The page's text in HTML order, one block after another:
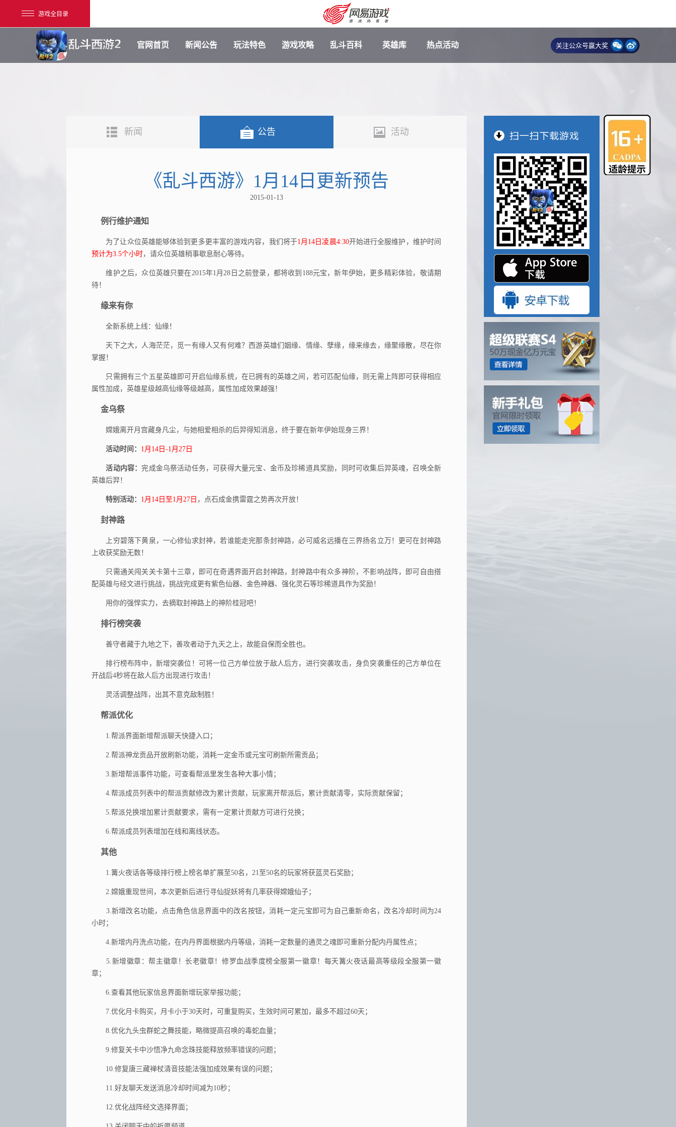
游戏全目录
官网首页 新闻公告 玩法特色 游戏攻略 乱斗百科 英雄库 热点活动 关注公众号赢大奖
新闻 公告 活动
《乱斗西游》1月14日更新预告
2015-01-13
例行维护通知
为了让众位英雄能够体验到更多更丰富的游戏内容，我们将于1月14日凌晨4:30开始进行全服维护，维护时间
预计为3.5个小时，请众位英雄稍事歇息耐心等待。
维护之后，众位英雄只要在2015年1月28日之前登录，都将收到188元宝，新年伊始，更多精彩体验，敬请期
待！
缘来有你
全新系统上线：仙缘！
天下之大，人海茫茫，觅一有缘人又有何难？西游英雄们姻缘、情缘、孽缘，缘来缘去，缘聚缘散，尽在你
掌握！
只需拥有三个五星英雄即可开启仙缘系统，在已拥有的英雄之间，若可匹配仙缘，则无需上阵即可获得相应
属性加成，英雄星级越高仙缘等级越高，属性加成效果越强！
金乌祭
嫦娥离开月宫藏身凡尘，与她相爱相杀的后羿得知消息，终于要在新年伊始现身三界！
活动时间： 1月14日-1月27日
活动内容：完成金乌祭活动任务，可获得大量元宝、金币及珍稀道具奖励，同时可收集后羿英魂，召唤全新
英雄后羿！
特别活动： 1月14日至1月27日 ，点石成金携雷霆之势再次开放！
封神路
上穷碧落下黄泉，一心修仙求封神，若谁能走完那条封神路，必可威名远播在三界扬名立万！更可在封神路
上收获奖励无数！
只需通关闯关关卡第十三章，即可在奇遇界面开启封神路，封神路中有众多神阶，不影响战阵，即可自由搭
配英雄与经文进行挑战，挑战完成更有紫色仙器、金色神器、强化灵石等珍稀道具作为奖励！
用你的强悍实力，去摘取封神路上的神阶桂冠吧！
排行榜突袭
善守者藏于九地之下，善攻者动于九天之上，故能自保而全胜也。
排行榜布阵中，新增突袭位！可将一位己方单位放于敌人后方，进行突袭攻击，身负突袭重任的己方单位在
开战后4秒将在敌人后方出现进行攻击！
灵活调整战阵，出其不意克敌制胜！
帮派优化
1.帮派界面新增帮派聊天快捷入口；
2.帮派神龙贡品开放刷新功能，消耗一定金币或元宝可刷新所需贡品；
3.新增帮派事件功能，可查看帮派里发生各种大事小情；
4.帮派成员列表中的帮派贡献修改为累计贡献，玩家离开帮派后，累计贡献清零，实际贡献保留；
5.帮派兑换增加累计贡献要求，需有一定累计贡献方可进行兑换；
6.帮派成员列表增加在线和离线状态。
其他
1.篝火夜话各等级排行榜上榜名单扩展至50名，21至50名的玩家将获蓝灵石奖励；
2.嫦娥重现世间，本次更新后进行寻仙捉妖将有几率获得嫦娥仙子；
3.新增改名功能，点击角色信息界面中的改名按钮，消耗一定元宝即可为自己重新命名，改名冷却时间为24
小时；
4.新增内丹洗点功能，在内丹界面根据内丹等级，消耗一定数量的通灵之魂即可重新分配内丹属性点；
5.新增徽章：帮主徽章！长老徽章！修罗血战季度榜全服第一徽章！每天篝火夜话最高等级段全服第一徽
章；
6.查看其他玩家信息界面新增玩家举报功能；
7.优化月卡购买，月卡小于30天时，可重复购买，生效时间可累加，最多不超过60天；
8.优化九头虫群蛇之舞技能，略微提高召唤的毒蛇血量；
9.修复关卡中沙悟净九命念珠技能释放频率错误的问题；
10.修复唐三藏禅杖清音技能法强加成效果有误的问题；
11.好友聊天发送消息冷却时间减为10秒；
12.优化战阵经文选择界面；